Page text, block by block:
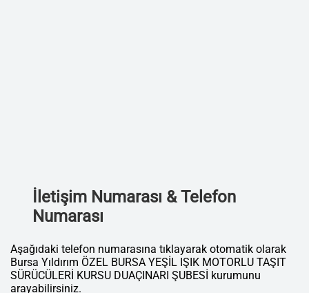
İletişim Numarası & Telefon
Numarası
Aşağıdaki telefon numarasına tıklayarak otomatik olarak
Bursa Yıldırım ÖZEL BURSA YEŞİL IŞIK MOTORLU TAŞIT
SÜRÜCÜLERİ KURSU DUAÇINARI ŞUBESİ kurumunu
arayabilirsiniz.